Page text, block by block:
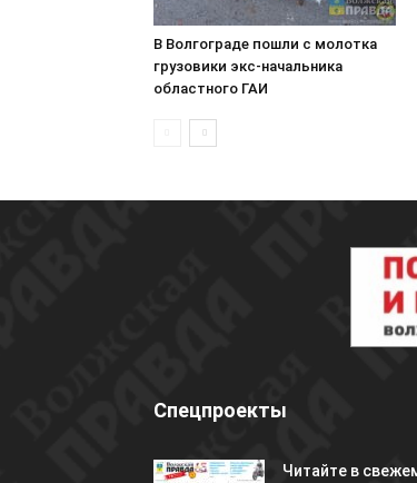
В Волгограде пошли с молотка
грузовики экс-начальника
областного ГАИ
Спецпроекты
Читайте в